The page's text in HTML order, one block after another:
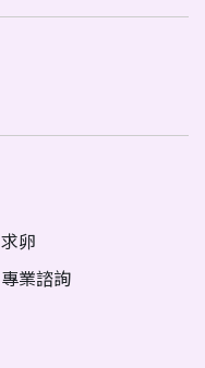
求卵
專業諮詢